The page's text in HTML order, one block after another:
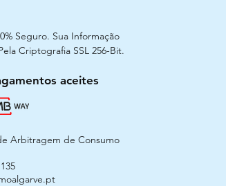
Seguro. Sua Informação
Criptografia SSL 256-Bit.
aceites
Arbitragem de Consumo